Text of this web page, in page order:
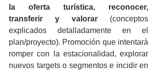
la oferta turística, reconocer,
transferir y valorar (conceptos
explicados detalladamente en el
plan/proyecto). Promoción que intentará
romper con la estacionalidad, explorar
nuevos targets o segmentos e incidir en